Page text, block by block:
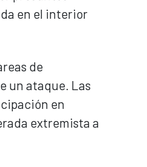
en el interior
de
un ataque. Las
en
extremista a